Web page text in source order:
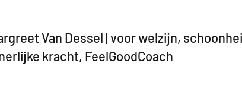
Van Dessel | voor welzijn,
kracht, FeelGoodCoach